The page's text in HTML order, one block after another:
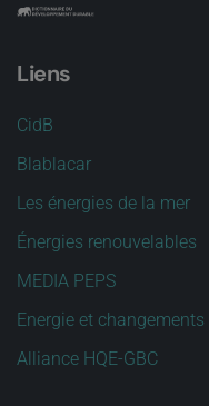
Liens
CidB
Blablacar
Les énergies de la mer
Énergies renouvelables
MEDIA PEPS
Energie et
Alliance HQE-GBC